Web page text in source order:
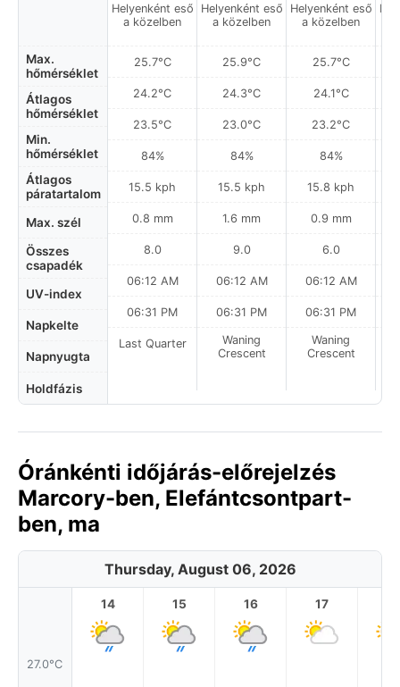
Max.
hőmérséklet
Átlagos
hőmérséklet
Min.
hőmérséklet
Átlagos
páratartalom
Max. szél
Összes
csapadék
UV-index
Napkelte
Napnyugta
Holdfázis
Helyenként eső
a közelben
25.7°C
24.2°C
23.5°C
84%
15.5 kph
0.8 mm
8.0
06:12 AM
06:31 PM
Last Quarter
Helyenként eső
a közelben
25.9°C
24.3°C
23.0°C
84%
15.5 kph
1.6 mm
9.0
06:12 AM
06:31 PM
Waning
Crescent
Helyenként eső
a közelben
25.7°C
24.1°C
23.2°C
84%
15.8 kph
0.9 mm
6.0
06:12 AM
06:31 PM
Waning
Crescent
Óránkénti időjárás-előrejelzés
Marcory-ben, Elefántcsontpart-
ben, ma
Thursday, August 06, 2026
27.0°C
14 15 16 17